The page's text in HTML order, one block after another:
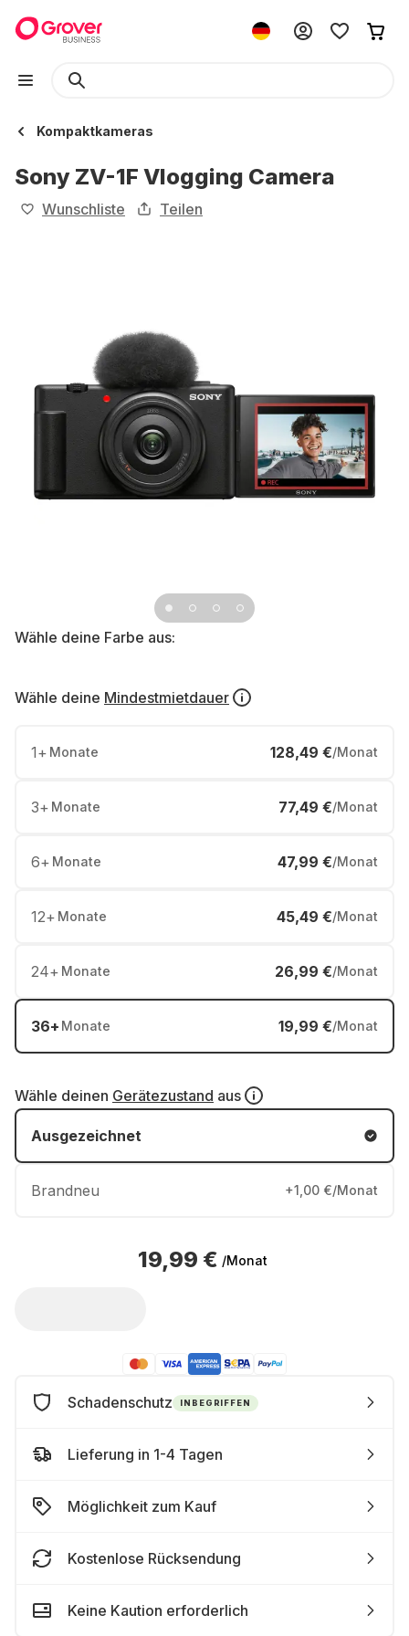
Kompaktkameras
Sony ZV-1F Vlogging Camera
Wunschliste Teilen
Wähle deine Farbe aus:
Wähle deine Mindestmietdauer
1+ Monate 128,49 €/Monat
3+ Monate 77,49 €/Monat
6+ Monate 47,99 €/Monat
12+ Monate 45,49 €/Monat
24+ Monate 26,99 €/Monat
36+ Monate 19,99 €/Monat
Wähle deinen Gerätezustand aus
Ausgezeichnet
Brandneu +1,00 €/Monat
19,99 € /Monat
Schadenschutz INBEGRIFFEN
Lieferung in 1-4 Tagen
Möglichkeit zum Kauf
Kostenlose Rücksendung
Keine Kaution erforderlich